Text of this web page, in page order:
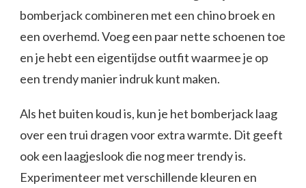
bomberjack combineren met een chino broek en
een overhemd. Voeg een paar nette schoenen toe
en je hebt een eigentijdse outfit waarmee je op
een trendy manier indruk kunt maken.
Als het buiten koud is, kun je het bomberjack laag
over een trui dragen voor extra warmte. Dit geeft
ook een laagjeslook die nog meer trendy is.
Experimenteer met verschillende kleuren en